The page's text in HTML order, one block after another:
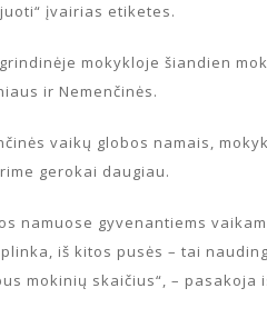
įvairias etiketes.
mokykloje šiandien
ir Nemenčinės.
vaikų globos namais,
gerokai daugiau.
namuose gyvenantiems
iš kitos pusės – tai
mokinių skaičius“, – pasakoja